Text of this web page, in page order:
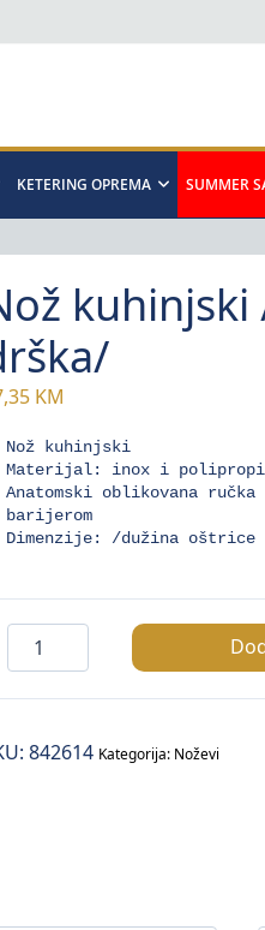
KETERING OPREMA SUMMER
kuhinjski
KM
Nož kuhinjski
Materijal: inox i
Anatomski oblikovana
barijerom
Dimenzije: /dužina oštrice
Nož
kuhinjski
/zelena
količina
842614 Kategorija: Noževi